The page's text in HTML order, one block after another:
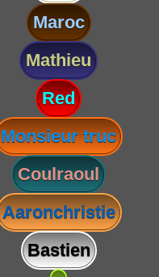
Maroc
Mathieu
Red
Monsieur truc
Coulraoul
Aaronchristie
Bastien